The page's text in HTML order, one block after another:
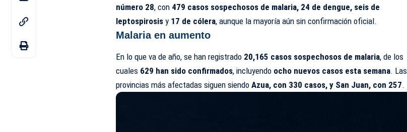
número 28, con 479 casos sospechosos de malaria, 24 de dengue, seis de
leptospirosis y 17 de cólera, aunque la mayoría aún sin confirmación oficial.
Malaria en aumento
En lo que va de año, se han registrado 20,165 casos sospechosos de malaria, de los
cuales 629 han sido confirmados, incluyendo ocho nuevos casos esta semana. Las
provincias más afectadas siguen siendoAzua, con 330 casos, y San Juan, con 257.